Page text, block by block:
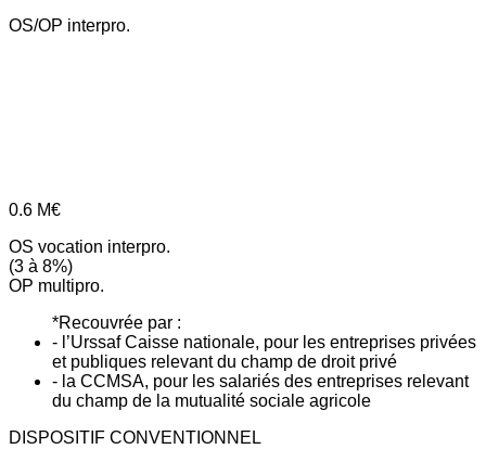
OS/OP interpro.
0.6 M€
OS vocation interpro.
(3 à 8%)
OP multipro.
*Recouvrée par :
- l’Urssaf Caisse nationale, pour les entreprises privées
et publiques relevant du champ de droit privé
- la CCMSA, pour les salariés des entreprises relevant
du champ de la mutualité sociale agricole
DISPOSITIF CONVENTIONNEL